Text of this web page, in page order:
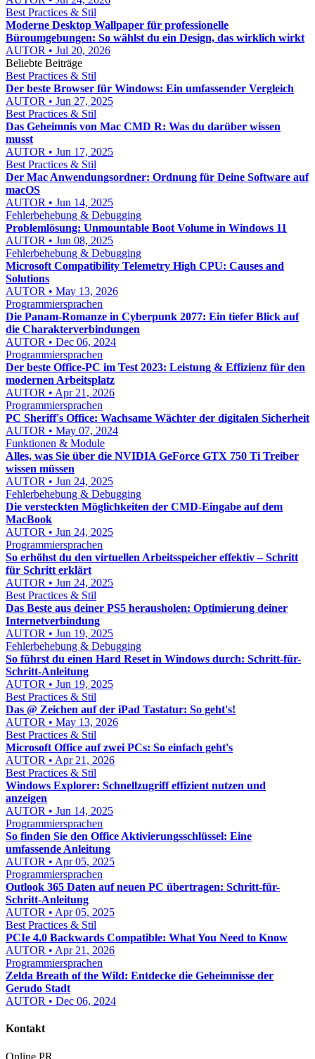
Best Practices & Stil
Moderne Desktop Wallpaper für professionelle
Büroumgebungen: So wählst du ein Design, das wirklich wirkt
AUTOR • Jul 20, 2026
Beliebte Beiträge
Best Practices & Stil
Der beste Browser für Windows: Ein umfassender Vergleich
AUTOR • Jun 27, 2025
Best Practices & Stil
Das Geheimnis von Mac CMD R: Was du darüber wissen
musst
AUTOR • Jun 17, 2025
Best Practices & Stil
Der Mac Anwendungsordner: Ordnung für Deine Software auf
macOS
AUTOR • Jun 14, 2025
Fehlerbehebung & Debugging
Problemlösung: Unmountable Boot Volume in Windows 11
AUTOR • Jun 08, 2025
Fehlerbehebung & Debugging
Microsoft Compatibility Telemetry High CPU: Causes and
Solutions
AUTOR • May 13, 2026
Programmiersprachen
Die Panam-Romanze in Cyberpunk 2077: Ein tiefer Blick auf
die Charakterverbindungen
AUTOR • Dec 06, 2024
Programmiersprachen
Der beste Office-PC im Test 2023: Leistung & Effizienz für den
modernen Arbeitsplatz
AUTOR • Apr 21, 2026
Programmiersprachen
PC Sheriff's Office: Wachsame Wächter der digitalen Sicherheit
AUTOR • May 07, 2024
Funktionen & Module
Alles, was Sie über die NVIDIA GeForce GTX 750 Ti Treiber
wissen müssen
AUTOR • Jun 24, 2025
Fehlerbehebung & Debugging
Die versteckten Möglichkeiten der CMD-Eingabe auf dem
MacBook
AUTOR • Jun 24, 2025
Programmiersprachen
So erhöhst du den virtuellen Arbeitsspeicher effektiv – Schritt
für Schritt erklärt
AUTOR • Jun 24, 2025
Best Practices & Stil
Das Beste aus deiner PS5 herausholen: Optimierung deiner
Internetverbindung
AUTOR • Jun 19, 2025
Fehlerbehebung & Debugging
So führst du einen Hard Reset in Windows durch: Schritt-für-
Schritt-Anleitung
AUTOR • Jun 19, 2025
Best Practices & Stil
Das @ Zeichen auf der iPad Tastatur: So geht's!
AUTOR • May 13, 2026
Best Practices & Stil
Microsoft Office auf zwei PCs: So einfach geht's
AUTOR • Apr 21, 2026
Best Practices & Stil
Windows Explorer: Schnellzugriff effizient nutzen und
anzeigen
AUTOR • Jun 14, 2025
Programmiersprachen
So finden Sie den Office Aktivierungsschlüssel: Eine
umfassende Anleitung
AUTOR • Apr 05, 2025
Programmiersprachen
Outlook 365 Daten auf neuen PC übertragen: Schritt-für-
Schritt-Anleitung
AUTOR • Apr 05, 2025
Best Practices & Stil
PCIe 4.0 Backwards Compatible: What You Need to Know
AUTOR • Apr 21, 2026
Programmiersprachen
Zelda Breath of the Wild: Entdecke die Geheimnisse der
Gerudo Stadt
AUTOR • Dec 06, 2024
Kontakt
Online PR